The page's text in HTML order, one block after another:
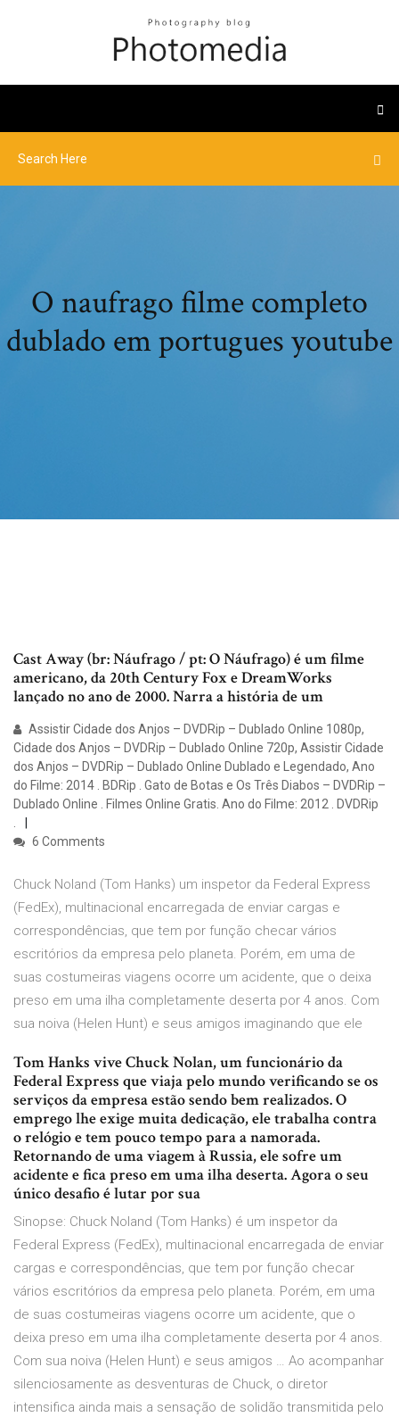
O naufrago filme completo
dublado em portugues youtube
Cast Away (br: Náufrago / pt: O Náufrago) é um filme
americano, da 20th Century Fox e DreamWorks
lançado no ano de 2000. Narra a história de um
Assistir Cidade dos Anjos – DVDRip – Dublado Online 1080p,
Cidade dos Anjos – DVDRip – Dublado Online 720p, Assistir Cidade
dos Anjos – DVDRip – Dublado Online Dublado e Legendado, Ano
do Filme: 2014 . BDRip . Gato de Botas e Os Três Diabos – DVDRip –
Dublado Online . Filmes Online Gratis. Ano do Filme: 2012 . DVDRip
.
6 Comments
Chuck Noland (Tom Hanks) um inspetor da Federal Express
(FedEx), multinacional encarregada de enviar cargas e
correspondências, que tem por função checar vários
escritórios da empresa pelo planeta. Porém, em uma de
suas costumeiras viagens ocorre um acidente, que o deixa
preso em uma ilha completamente deserta por 4 anos. Com
sua noiva (Helen Hunt) e seus amigos imaginando que ele
Tom Hanks vive Chuck Nolan, um funcionário da
Federal Express que viaja pelo mundo verificando se os
serviços da empresa estão sendo bem realizados. O
emprego lhe exige muita dedicação, ele trabalha contra
o relógio e tem pouco tempo para a namorada.
Retornando de uma viagem à Russia, ele sofre um
acidente e fica preso em uma ilha deserta. Agora o seu
único desafio é lutar por sua
Sinopse: Chuck Noland (Tom Hanks) é um inspetor da
Federal Express (FedEx), multinacional encarregada de enviar
cargas e correspondências, que tem por função checar
vários escritórios da empresa pelo planeta. Porém, em uma
de suas costumeiras viagens ocorre um acidente, que o
deixa preso em uma ilha completamente deserta por 4 anos.
Com sua noiva (Helen Hunt) e seus amigos … Ao acompanhar
silenciosamente as desventuras de Chuck, o diretor
intensifica ainda mais a sensação de solidão transmitida pelo